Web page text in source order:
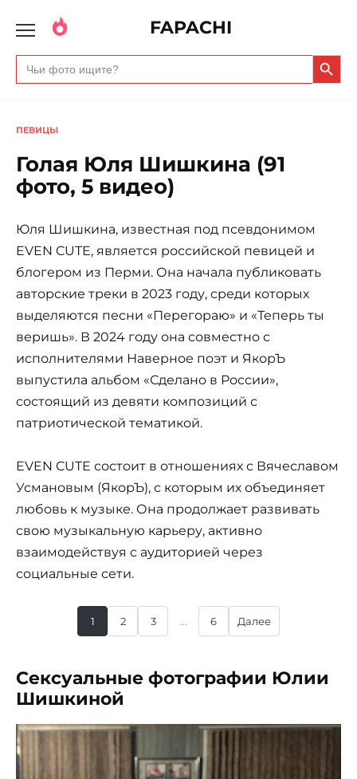
FAPACHI
Search
for:
Search Button
ПЕВИЦЫ
Голая Юля Шишкина (91
фото, 5 видео)
Юля Шишкина, известная под псевдонимом
EVEN CUTE, является российской певицей и
блогером из Перми. Она начала публиковать
авторские треки в 2023 году, среди которых
выделяются песни «Перегораю» и «Теперь ты
веришь». В 2024 году она совместно с
исполнителями Наверное поэт и ЯкорЪ
выпустила альбом «Сделано в России»,
состоящий из девяти композиций с
патриотической тематикой.
EVEN CUTE состоит в отношениях с Вячеславом
Усмановым (ЯкорЪ), с которым их объединяет
любовь к музыке. Она продолжает развивать
свою музыкальную карьеру, активно
взаимодействуя с аудиторией через
социальные сети.
1 2 3 ... 6 Далее
Сексуальные фотографии Юлии
Шишкиной